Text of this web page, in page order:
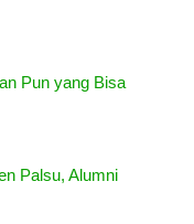
Pun yang Bisa
Palsu, Alumni